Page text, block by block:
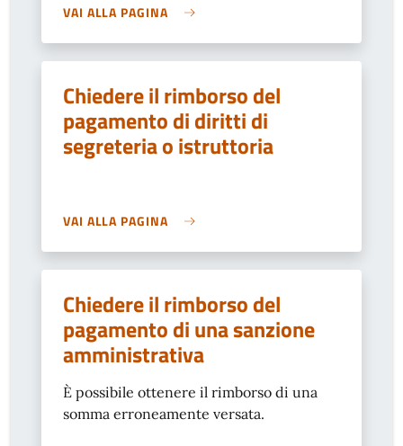
VAI ALLA PAGINA
Chiedere il rimborso del
pagamento di diritti di
segreteria o istruttoria
VAI ALLA PAGINA
Chiedere il rimborso del
pagamento di una sanzione
amministrativa
È possibile ottenere il rimborso di una
somma erroneamente versata.